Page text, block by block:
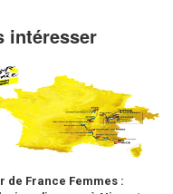
intéresser
de France Femmes :